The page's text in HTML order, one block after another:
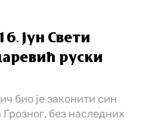
јун Свети
руски
био је законити син
без наследних